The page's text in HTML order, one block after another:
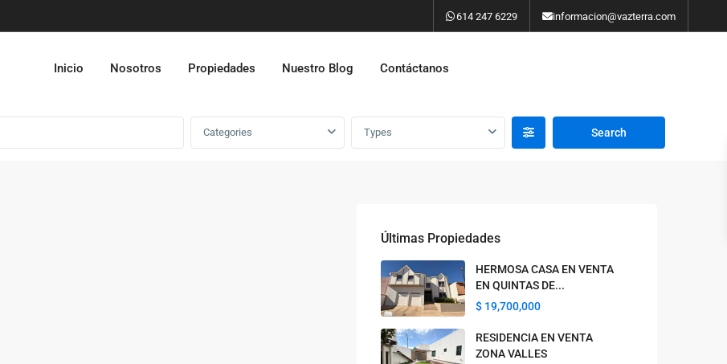
614 247 6229 informacion@vazterra.com
Inicio Nosotros Propiedades Nuestro Blog Contáctanos
Categories Types
Últimas Propiedades
HERMOSA CASA EN VENTA
EN QUINTAS DE...
$ 19,700,000
RESIDENCIA EN VENTA
ZONA VALLES